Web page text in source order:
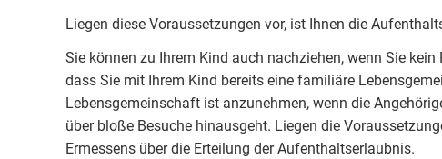
Liegen diese Voraussetzungen vor, ist Ihnen die
Sie können zu Ihrem Kind auch nachziehen, wenn Sie
dass Sie mit Ihrem Kind bereits eine familiäre
Lebensgemeinschaft ist anzunehmen, wenn die
über bloße Besuche hinausgeht. Liegen die
Ermessens über die Erteilung der Aufenthaltserlaubnis.